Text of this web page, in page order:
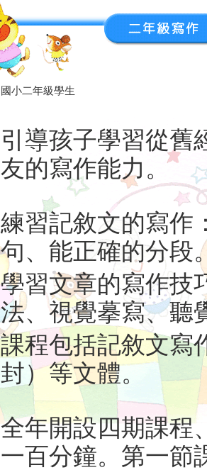
國小二年級學生
引導孩子學習從舊
友的寫作能力。
練習記敘文的寫作
句、能正確的分段
學習文章的寫作技
法、視覺摹寫、聽
課程包括記敘文寫
封）等文體。
全年開設四期課程
一百分鐘。第一節